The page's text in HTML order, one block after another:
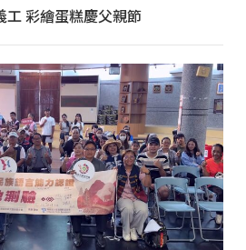
工 彩繪蛋糕慶父親節